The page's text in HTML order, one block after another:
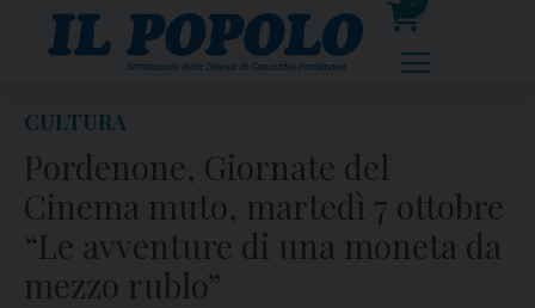
0
prodotti
CULTURA
Pordenone, Giornate del
Cinema muto, martedì 7 ottobre
“Le avventure di una moneta da
mezzo rublo”